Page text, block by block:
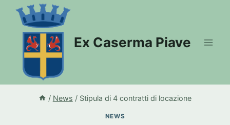
Salta
contenuto
Ex Caserma Piave
/ News / Stipula di 4 contratti di locazione
NEWS